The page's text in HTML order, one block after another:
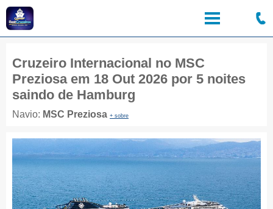
Cruzeiro Internacional no MSC
Preziosa em 18 Out 2026 por 5 noites
saindo de Hamburg
Navio: MSC Preziosa + sobre